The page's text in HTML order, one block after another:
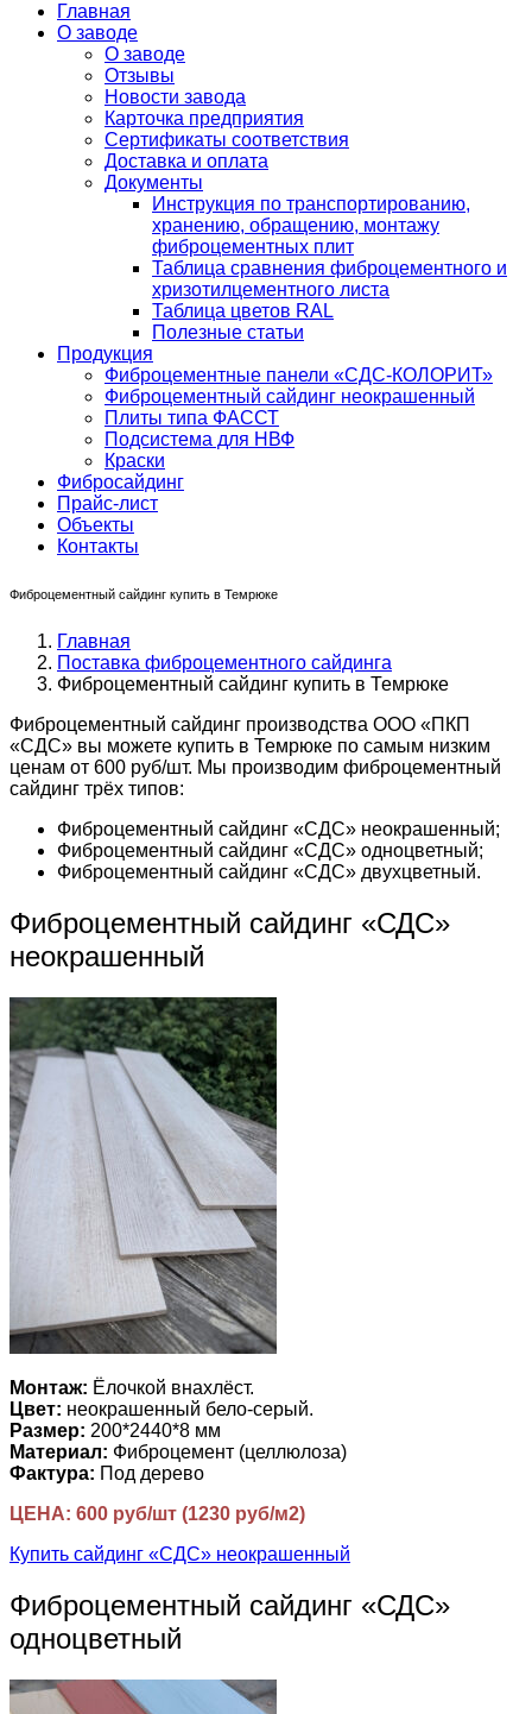
Главная
О заводе
О заводе
Отзывы
Новости завода
Карточка предприятия
Сертификаты соответствия
Доставка и оплата
Документы
Инструкция по транспортированию,
хранению, обращению, монтажу
фиброцементных плит
Таблица сравнения фиброцементного и
хризотилцементного листа
Таблица цветов RAL
Полезные статьи
Продукция
Фиброцементные панели «СДС-КОЛОРИТ»
Фиброцементный сайдинг неокрашенный
Плиты типа ФАССТ
Подсистема для НВФ
Краски
Фибросайдинг
Прайс-лист
Объекты
Контакты
Фиброцементный сайдинг купить в Темрюке
Главная
Поставка фиброцементного сайдинга
Фиброцементный сайдинг купить в Темрюке
Фиброцементный сайдинг производства ООО «ПКП
«СДС» вы можете купить в Темрюке по самым низким
ценам от 600 руб/шт. Мы производим фиброцементный
сайдинг трёх типов:
Фиброцементный сайдинг «СДС» неокрашенный;
Фиброцементный сайдинг «СДС» одноцветный;
Фиброцементный сайдинг «СДС» двухцветный.
Фиброцементный сайдинг «СДС»
неокрашенный
Монтаж: Ёлочкой внахлёст.
Цвет: неокрашенный бело-серый.
Размер: 200*2440*8 мм
Материал: Фиброцемент (целлюлоза)
Фактура: Под дерево
ЦЕНА: 600 руб/шт (1230 руб/м2)
Купить сайдинг «СДС» неокрашенный
Фиброцементный сайдинг «СДС»
одноцветный